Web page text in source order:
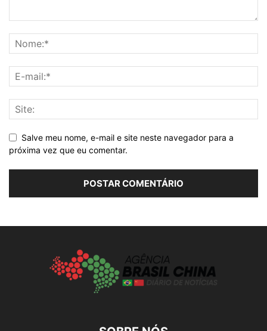
Salve meu nome, e-mail e site neste navegador para a
próxima vez que eu comentar.